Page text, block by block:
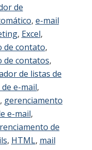
de
, e-mail
, Excel,
de contato,
de contatos,
de listas de
e-mail,
, gerenciamento
e-mail,
de
, HTML, mail